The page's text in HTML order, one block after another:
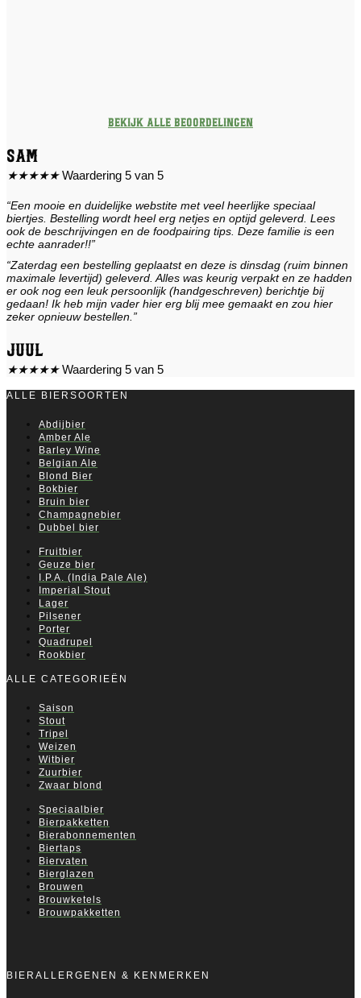
Bekijk alle beoordelingen
Sam
★★★★★ Waardering 5 van 5
“Een mooie en duidelijke webstite met veel heerlijke speciaal
biertjes. Bestelling wordt heel erg netjes en optijd geleverd. Lees
ook de beschrijvingen en de foodpairing tips. Deze familie is een
echte aanrader!!”
“Zaterdag een bestelling geplaatst en deze is dinsdag (ruim binnen
maximale levertijd) geleverd. Alles was keurig verpakt en ze hadden
er ook nog een leuk persoonlijk (handgeschreven) berichtje bij
gedaan! Ik heb mijn vader hier erg blij mee gemaakt en zou hier
zeker opnieuw bestellen.”
Juul
★★★★★ Waardering 5 van 5
ALLE BIERSOORTEN
Abdijbier
Amber Ale
Barley Wine
Belgian Ale
Blond Bier
Bokbier
Bruin bier
Champagnebier
Dubbel bier
Fruitbier
Geuze bier
I.P.A. (India Pale Ale)
Imperial Stout
Lager
Pilsener
Porter
Quadrupel
Rookbier
ALLE CATEGORIEËN
Saison
Stout
Tripel
Weizen
Witbier
Zuurbier
Zwaar blond
Speciaalbier
Bierpakketten
Bierabonnementen
Biertaps
Biervaten
Bierglazen
Brouwen
Brouwketels
Brouwpakketten
BIERALLERGENEN & KENMERKEN